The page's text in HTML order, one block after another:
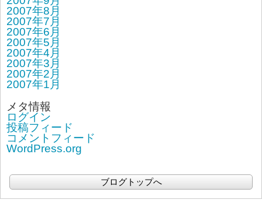
2007年8月
2007年7月
2007年6月
2007年5月
2007年4月
2007年3月
2007年2月
2007年1月
メタ情報
ログイン
投稿フィード
コメントフィード
WordPress.org
ブログトップへ